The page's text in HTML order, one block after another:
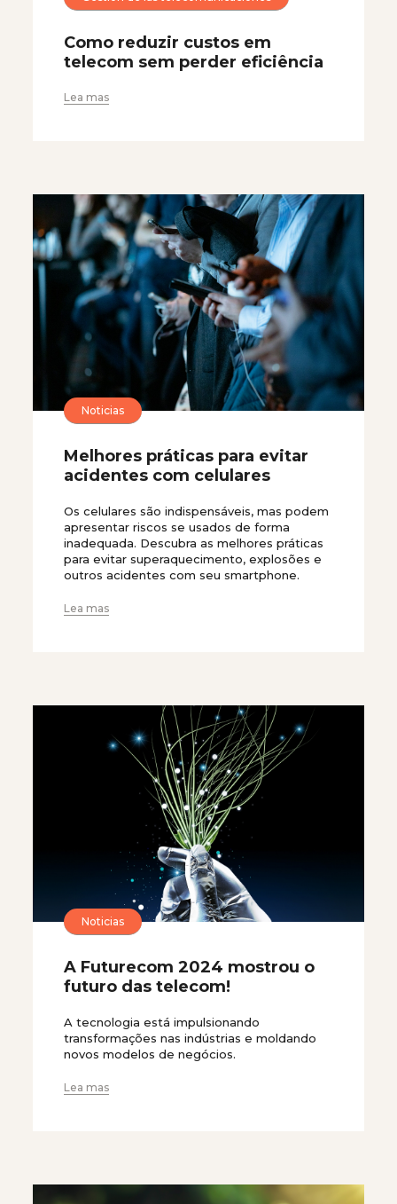
Como reduzir custos em
telecom sem perder eficiência
Lea mas
Noticias
Melhores práticas para evitar
acidentes com celulares
Os celulares são indispensáveis, mas podem
apresentar riscos se usados de forma
inadequada. Descubra as melhores práticas
para evitar superaquecimento, explosões e
outros acidentes com seu smartphone.
Lea mas
Noticias
A Futurecom 2024 mostrou o
futuro das telecom!
A tecnologia está impulsionando
transformações nas indústrias e moldando
novos modelos de negócios.
Lea mas